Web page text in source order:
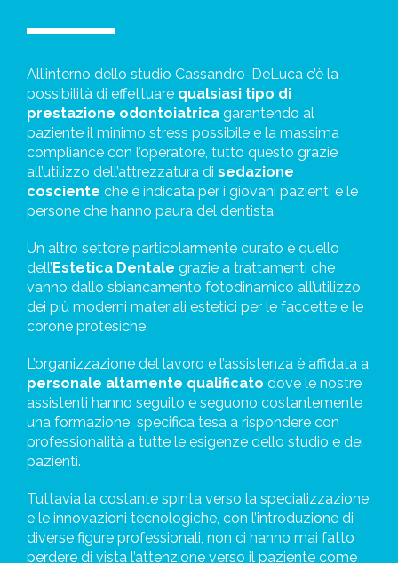
All’interno dello studio Cassandro-DeLuca c’è la
possibilità di effettuare qualsiasi tipo di
prestazione odontoiatrica garantendo al
paziente il minimo stress possibile e la massima
compliance con l’operatore, tutto questo grazie
all’utilizzo dell’attrezzatura di sedazione
cosciente che è indicata per i giovani pazienti e le
persone che hanno paura del dentista
Un altro settore particolarmente curato è quello
dell’ Estetica Dentale grazie a trattamenti che
vanno dallo sbiancamento fotodinamico all’utilizzo
dei più moderni materiali estetici per le faccette e le
corone protesiche.
L’organizzazione del lavoro e l’assistenza è affidata a
personale altamente qualificato dove le nostre
assistenti hanno seguito e seguono costantemente
una formazione specifica tesa a rispondere con
professionalità a tutte le esigenze dello studio e dei
pazienti.
Tuttavia la costante spinta verso la specializzazione
e le innovazioni tecnologiche, con l’introduzione di
diverse figure professionali, non ci hanno mai fatto
perdere di vista l’attenzione verso il paziente come